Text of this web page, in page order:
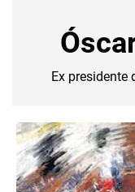
Ex presidente